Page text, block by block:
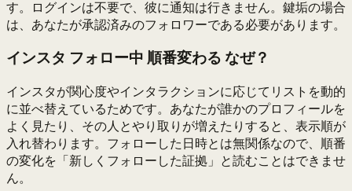
す。ログインは不要で、彼に通知は行きません。鍵垢の場合
は、あなたが承認済みのフォロワーである必要があります。
インスタ フォロー中 順番変わる なぜ？
インスタが関心度やインタラクションに応じてリストを動的
に並べ替えているためです。あなたが誰かのプロフィールを
よく見たり、その人とやり取りが増えたりすると、表示順が
入れ替わります。フォローした日時とは無関係なので、順番
の変化を「新しくフォローした証拠」と読むことはできませ
ん。